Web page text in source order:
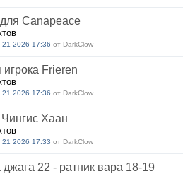
Canapeace
21 2026 17:36 от DarkClow
Frieren
21 2026 17:36 от DarkClow
Хаан
21 2026 17:33 от DarkClow
22 - ратник вара 18-19